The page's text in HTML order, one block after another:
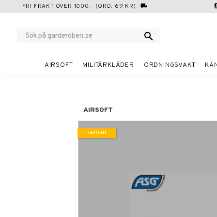
FRI FRAKT ÖVER 1000:- (ORD. 69 KR) local_shipping
AIRSOFT MILITÄRKLÄDER ORDNINGSVAKT
AIRSOFT
FAVORIT